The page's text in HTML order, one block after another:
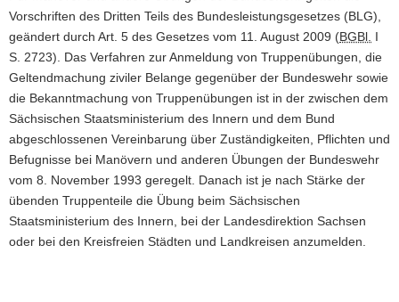
Vorschriften des Dritten Teils des Bundesleistungsgesetzes (BLG),
geändert durch Art. 5 des Gesetzes vom 11. August 2009 (BGBl. I
S. 2723). Das Verfahren zur Anmeldung von Truppenübungen, die
Geltendmachung ziviler Belange gegenüber der Bundeswehr sowie
die Bekanntmachung von Truppenübungen ist in der zwischen dem
Sächsischen Staatsministerium des Innern und dem Bund
abgeschlossenen Vereinbarung über Zuständigkeiten, Pflichten und
Befugnisse bei Manövern und anderen Übungen der Bundeswehr
vom 8. November 1993 geregelt. Danach ist je nach Stärke der
übenden Truppenteile die Übung beim Sächsischen
Staatsministerium des Innern, bei der Landesdirektion Sachsen
oder bei den Kreisfreien Städten und Landkreisen anzumelden.